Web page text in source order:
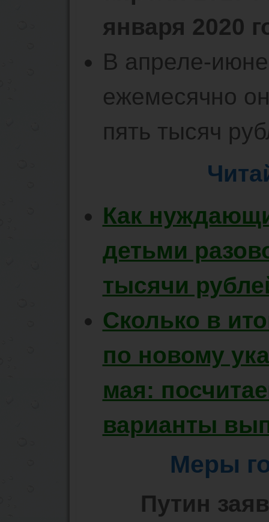
января 2020
В апреле-
ежемесячно
пять тысяч
Как
детьми
тысячи
Сколько в
по новому
мая:
варианты
Меры
Путин